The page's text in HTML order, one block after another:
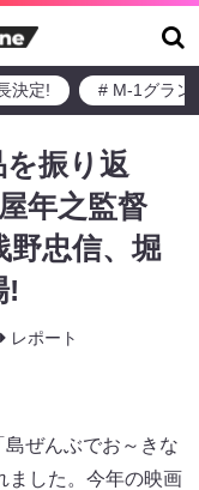
決定! # M-1グラン
振り返
年之監督
野忠信、堀
!
レポート
ぜんぶでお～きな
ました。今年の映画